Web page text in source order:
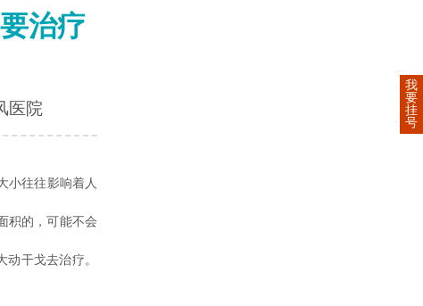
治疗
医院
小往往影响着人
积的，可能不会
干戈去治疗。
我
要
挂
号